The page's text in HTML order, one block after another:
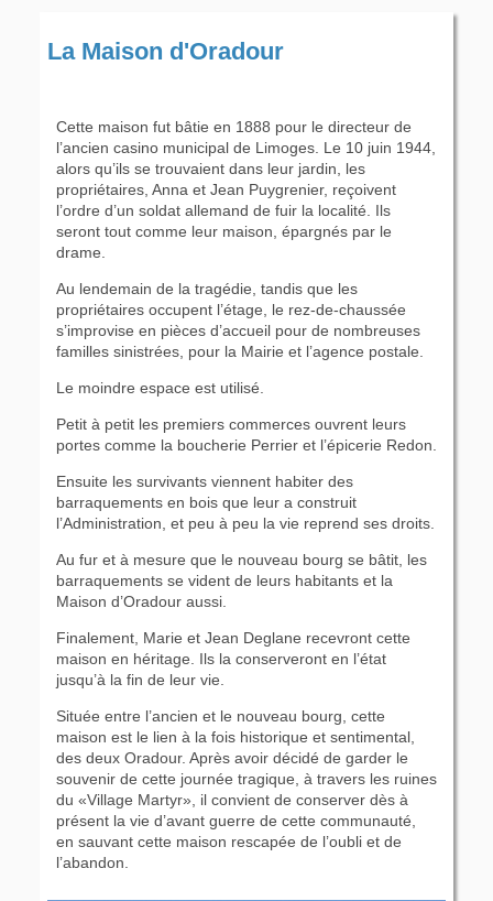
La Maison d'Oradour
Cette maison fut bâtie en 1888 pour le directeur de
l’ancien casino municipal de Limoges. Le 10 juin 1944,
alors qu’ils se trouvaient dans leur jardin, les
propriétaires, Anna et Jean Puygrenier, reçoivent
l’ordre d’un soldat allemand de fuir la localité. Ils
seront tout comme leur maison, épargnés par le
drame.
Au lendemain de la tragédie, tandis que les
propriétaires occupent l’étage, le rez-de-chaussée
s’improvise en pièces d’accueil pour de nombreuses
familles sinistrées, pour la Mairie et l’agence postale.
Le moindre espace est utilisé.
Petit à petit les premiers commerces ouvrent leurs
portes comme la boucherie Perrier et l’épicerie Redon.
Ensuite les survivants viennent habiter des
barraquements en bois que leur a construit
l’Administration, et peu à peu la vie reprend ses droits.
Au fur et à mesure que le nouveau bourg se bâtit, les
barraquements se vident de leurs habitants et la
Maison d’Oradour aussi.
Finalement, Marie et Jean Deglane recevront cette
maison en héritage. Ils la conserveront en l’état
jusqu’à la fin de leur vie.
Située entre l’ancien et le nouveau bourg, cette
maison est le lien à la fois historique et sentimental,
des deux Oradour. Après avoir décidé de garder le
souvenir de cette journée tragique, à travers les ruines
du «Village Martyr», il convient de conserver dès à
présent la vie d’avant guerre de cette communauté,
en sauvant cette maison rescapée de l’oubli et de
l’abandon.